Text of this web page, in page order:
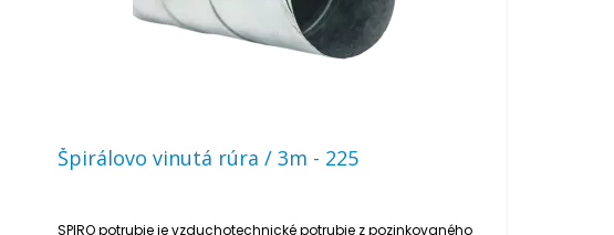
Špirálovo vinutá rúra / 3m - 225
SPIRO potrubie je vzduchotechnické potrubie z pozinkovaného